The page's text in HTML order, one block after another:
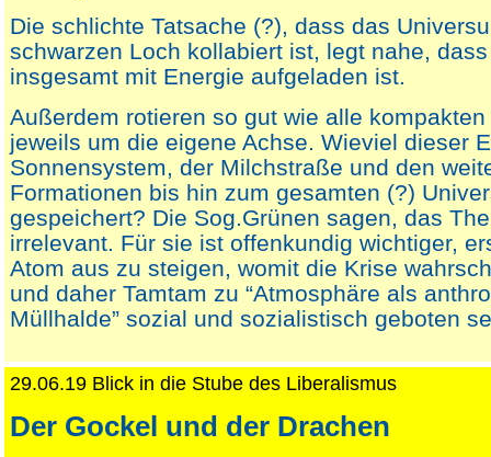
Die schlichte Tatsache (?), dass das
schwarzen Loch kollabiert ist, legt nahe,
insgesamt mit Energie aufgeladen ist.
Außerdem rotieren so gut wie alle
jeweils um die eigene Achse. Wieviel dieser
Sonnensystem, der Milchstraße und den
Formationen bis hin zum gesamten (?)
gespeichert? Die Sog.Grünen sagen, das
irrelevant. Für sie ist offenkundig wichtiger,
Atom aus zu steigen, womit die Krise
und daher Tamtam zu “Atmosphäre als
Müllhalde” sozial und sozialistisch geboten
29.06.19 Blick in die Stube des Liberalismus
Der Gockel und der Drachen